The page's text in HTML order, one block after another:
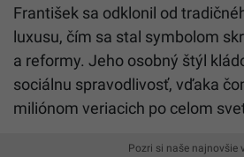
František sa odklonil od
luxusu, čím sa stal symbolom
a reformy. Jeho osobný štýl
sociálnu spravodlivosť, vďaka
miliónom veriacich po celom
Pozri si naše najnovšie